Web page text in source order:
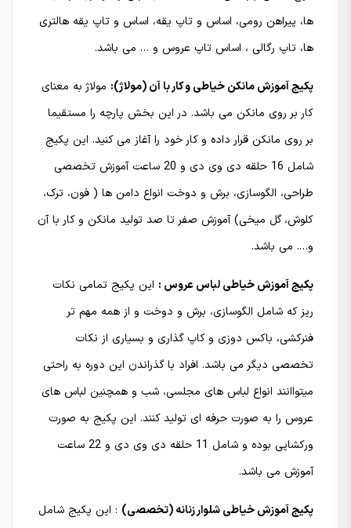
ها، پیراهن رومی، اساس و تاپ یقه، اساس و تاپ یقه هالتری
ها، تاپ رگالی ، اساس تاپ عروس و … می باشد.
پکیج آموزش مانکن خیاطی و کار با آن (مولاژ): مولاژ به معنای
کار بر روی مانکن می باشد. در این بخش پارچه را مستقیما
بر روی مانکن قرار داده و کار خود را آغاز می کنید. این پکیج
شامل 16 حلقه دی وی دی و 20 ساعت آموزش تخصصی
طراحی، الگوسازی، برش و دوخت انواع دامن ها ( فون، ترک،
کلوش، گل میخی) آموزش صفر تا صد تولید مانکن و کار با آن
و…. می باشد.
پکیج آموزش خیاطی لباس عروس : این پکیج تمامی نکات
ریز که شامل الگوسازی، برش و دوخت و از همه مهم تر
فنرکشی، باکس دوزی و کاپ گذاری و بسیاری از نکات
تخصصی دیگر می باشد. افراد با گذراندن این دوره به راحتی
میتواانند انواع لباس های مجلسی، شب و همچنین لباس های
عروس را به صورت حرفه ای تولید کنند. این پکیج به صورت
ورکشاپی بوده و شامل 11 حلقه دی وی دی و 22 ساعت
آموزش می باشد.
پکیج آموزش خیاطی شلوار زنانه (تخصصی) : این پکیج شامل